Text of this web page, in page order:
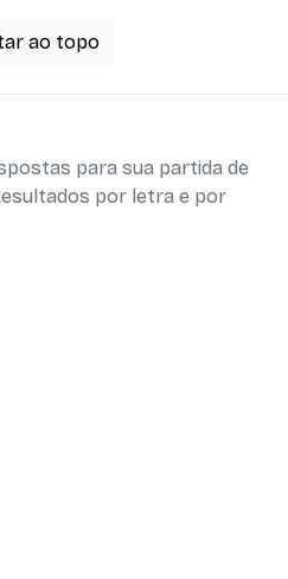
ao topo
para sua partida de
por letra e por